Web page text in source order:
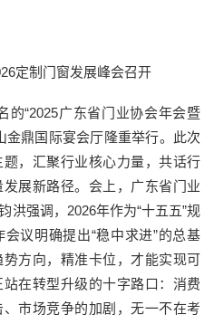
定制门窗发展峰会召开
的“2025广东省门业协会年会暨
金鼎国际宴会厅隆重举行。此次
题，汇聚行业核心力量，共话行
展新路径。会上，广东省门业
洪强调，2026年作为“十五五”规
议明确提出“稳中求进”的总基
方向，精准卡位，才能实现可
在转型升级的十字路口：消费
市场竞争的加剧，无一不在考